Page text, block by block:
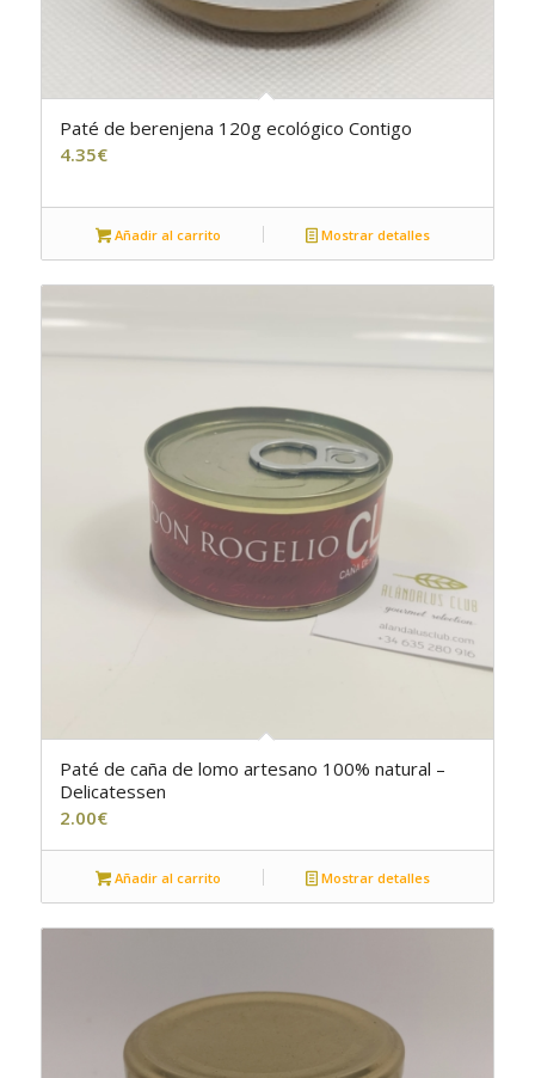
Paté de berenjena 120g ecológico Contigo
4.35€
Añadir al carrito Mostrar detalles
5.00
Paté de caña de lomo artesano 100% natural –
Delicatessen
2.00€
Añadir al carrito Mostrar detalles